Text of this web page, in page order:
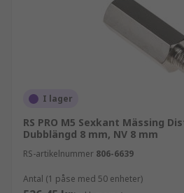
I lager
RS PRO M5 Sexkant Mässing
Dubblängd 8 mm, NV 8 mm
RS-artikelnummer 806-6639
Antal (1 påse med 50 enheter)